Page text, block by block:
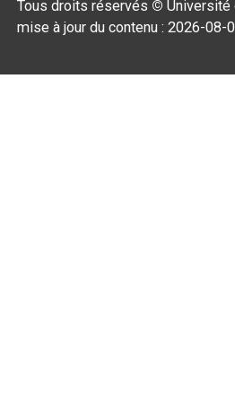
Tous droits réservés ©
mise à jour du contenu :2026-08-